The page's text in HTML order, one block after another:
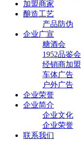
加盟商家
酿造工艺
产品防伪
企业广宣
糖酒会
1952品鉴会
经销商加盟
车体广告
户外广告
企业荣誉
企业简介
企业文化
企业荣誉
联系我们